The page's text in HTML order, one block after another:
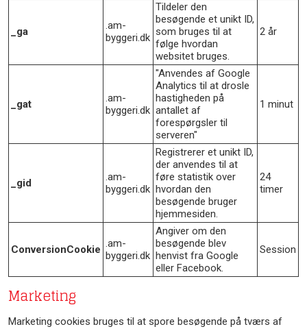
_ga
.am-
byggeri.dk
Tildeler den
besøgende et unikt ID,
som bruges til at
følge hvordan
websitet bruges.
2 år
_gat
.am-
byggeri.dk
"Anvendes af Google
Analytics til at drosle
hastigheden på
antallet af
forespørgsler til
serveren"
1 minut
_gid
.am-
byggeri.dk
Registrerer et unikt ID,
der anvendes til at
føre statistik over
hvordan den
besøgende bruger
hjemmesiden.
24
timer
ConversionCookie .am-
byggeri.dk
Angiver om den
besøgende blev
henvist fra Google
eller Facebook.
Session
Marketing
Marketing cookies bruges til at spore besøgende på tværs af